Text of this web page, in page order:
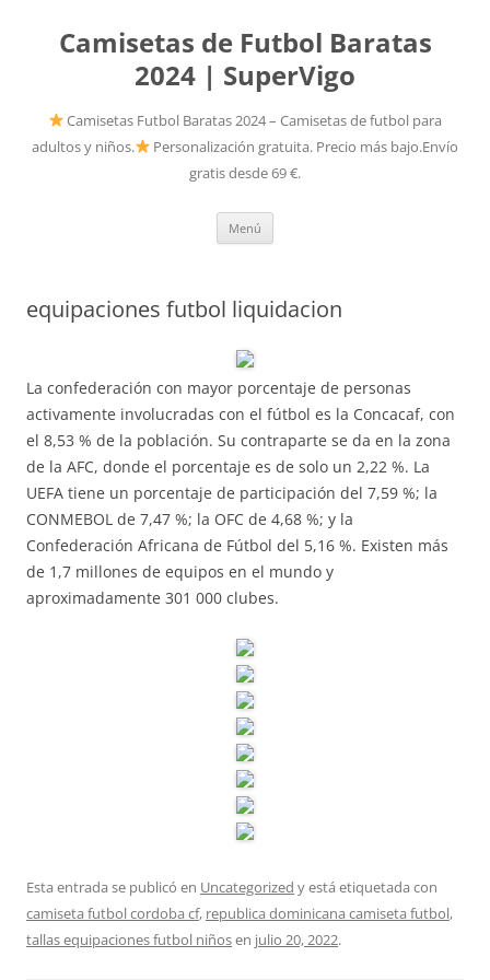
Camisetas de Futbol Baratas
2024 | SuperVigo
Camisetas Futbol Baratas 2024 – Camisetas de futbol para
adultos y niños.
Personalización gratuita. Precio más bajo.Envío
gratis desde 69 €.
Menú
equipaciones futbol liquidacion
La confederación con mayor porcentaje de personas
activamente involucradas con el fútbol es la Concacaf, con
el 8,53 % de la población. Su contraparte se da en la zona
de la AFC, donde el porcentaje es de solo un 2,22 %. La
UEFA tiene un porcentaje de participación del 7,59 %; la
CONMEBOL de 7,47 %; la OFC de 4,68 %; y la
Confederación Africana de Fútbol del 5,16 %. Existen más
de 1,7 millones de equipos en el mundo y
aproximadamente 301 000 clubes.
Esta entrada se publicó en Uncategorized y está etiquetada con
camiseta futbol cordoba cf, republica dominicana camiseta futbol,
tallas equipaciones futbol niñosen julio 20, 2022.